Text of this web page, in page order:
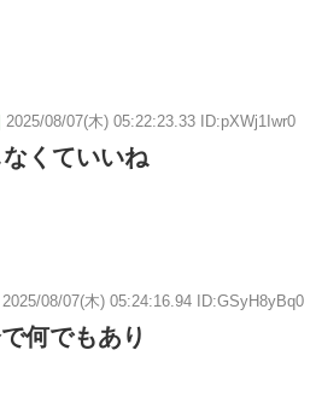
2025/08/07(木) 05:22:23.33 ID:pXWj1Iwr0
くていいね
2025/08/07(木) 05:24:16.94 ID:GSyH8yBq0
何でもあり